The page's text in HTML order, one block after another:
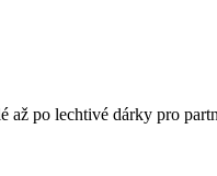
až po lechtivé dárky pro